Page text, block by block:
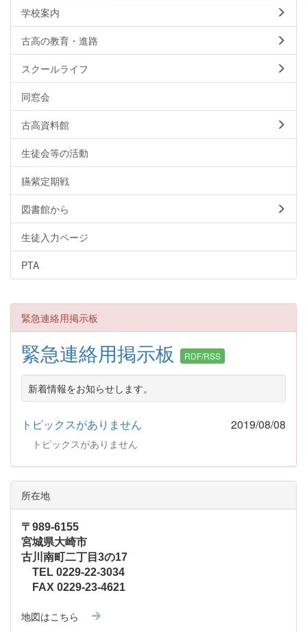
学校案内
古高の教育・進路
スクールライフ
同窓会
古高資料館
生徒会等の活動
臙紫定期戦
図書館から
生徒入力ページ
PTA
緊急連絡用掲示板
緊急連絡用掲示板 RDF/RSS
新着情報をお知らせします。
トピックスがありません 2019/08/08
トピックスがありません
所在地
〒989-6155
宮城県大崎市
古川南町二丁目3の17
TEL 0229-22-3034
FAX 0229-23-4621
地図はこちら